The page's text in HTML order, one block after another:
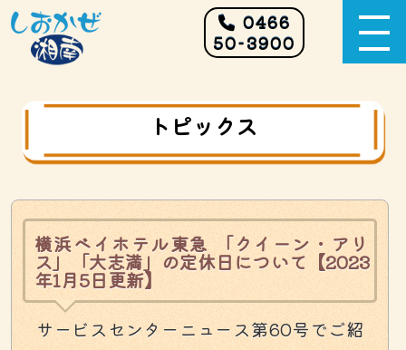
0466
50-3900
トピックス
横浜ベイホテル東急 「クイーン・アリ
ス」「大志満」の定休日について【2023
年1月5日更新】
サービスセンターニュース第60号でご紹